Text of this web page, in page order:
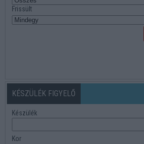
Frissült
KÉSZÜLÉK FIGYELŐ
Készülék
Kor